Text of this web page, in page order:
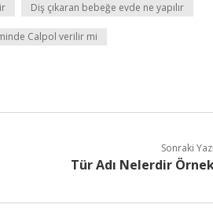
Diş çıkaran bebeğe evde ne yapılır
Calpol verilir mi
Sonraki
Tür Adı Nelerdir